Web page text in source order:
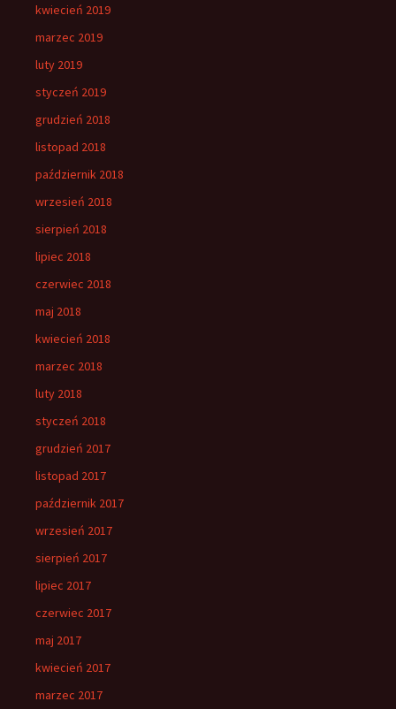
kwiecień 2019
marzec 2019
luty 2019
styczeń 2019
grudzień 2018
listopad 2018
październik 2018
wrzesień 2018
sierpień 2018
lipiec 2018
czerwiec 2018
maj 2018
kwiecień 2018
marzec 2018
luty 2018
styczeń 2018
grudzień 2017
listopad 2017
październik 2017
wrzesień 2017
sierpień 2017
lipiec 2017
czerwiec 2017
maj 2017
kwiecień 2017
marzec 2017